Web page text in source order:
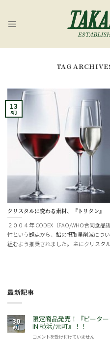
content
TAG
クリスタルに変わる素材、『トリタン』
２００４年 CODEX（FAO/WHO合同食
性という観点から、鉛の摂取量削減につ
組むよう推奨されました。 主にクリスタ
13
5月
最新記事
30
6月
限定商品発売！『ピータ
IN 横浜/元町』！！
限
コメントを受け付けていません